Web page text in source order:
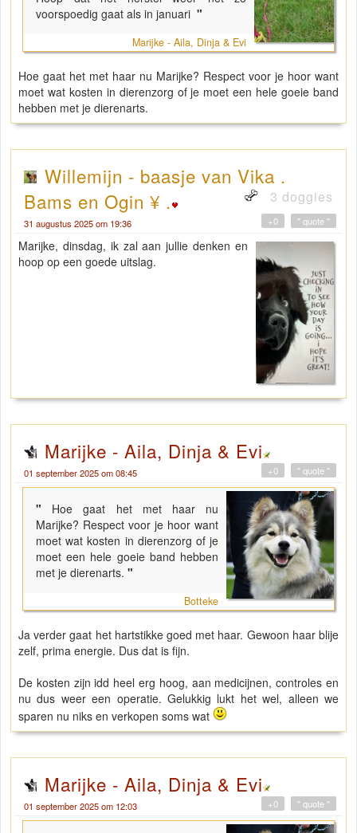
voorspoedig gaat als in januari "
Marijke - Aila, Dinja & Evi
Hoe gaat het met haar nu Marijke? Respect voor je hoor want
moet wat kosten in dierenzorg of je moet een hele goeie band
hebben met je dierenarts.
Willemijn - baasje van Vika .
Bams en Ogin ¥ .
3 doggies
31 augustus 2025 om 19:36 " quote "
+0
Marijke, dinsdag, ik zal aan jullie denken en
hoop op een goede uitslag.
Marijke - Aila, Dinja & Evi
01 september 2025 om 08:45 " quote "
+0
" Hoe gaat het met haar nu
Marijke? Respect voor je hoor want
moet wat kosten in dierenzorg of je
moet een hele goeie band hebben
met je dierenarts. "
Botteke
Ja verder gaat het hartstikke goed met haar. Gewoon haar blije
zelf, prima energie. Dus dat is fijn.
De kosten zijn idd heel erg hoog, aan medicijnen, controles en
nu dus weer een operatie. Gelukkig lukt het wel, alleen we
sparen nu niks en verkopen soms wat
Marijke - Aila, Dinja & Evi
01 september 2025 om 12:03 " quote "
+0